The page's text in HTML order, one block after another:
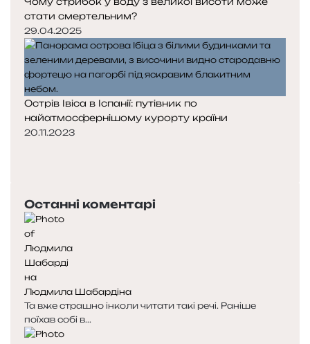
стати смертельним?
29.04.2025
Острів Івіса в Іспанії: путівник по
найатмосфернішому курорту країни
20.11.2023
р
е
д
н
я
с
т
о
р
і
т
у
п
н
а
с
т
о
р
і
Останні коментарі
Людмила Шабардіна
Та вже страшно інколи читати такі речі. Раніше
поїхав собі в...